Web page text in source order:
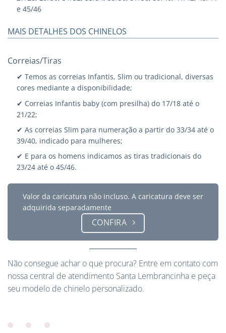
e 45/46
MAIS DETALHES DOS CHINELOS
Correias/Tiras
✔ Temos as correias Infantis, Slim ou tradicional, diversas
cores mediante a disponibilidade;
✔ Correias Infantis baby (com presilha) do 17/18 até o
21/22;
✔ As correias Slim para numeração a partir do 33/34 até o
39/40, indicado para mulheres;
✔ E para os homens indicamos as tiras tradicionais do
23/24 até o 45/46.
Valor da caricatura não incluso. A caricatura deve ser
adquirida separadamente
CONFIRA
Não consegue achar o que procura? Entre em contato com
nossa central de atendimento Santa Lembrancinha e peça
seu modelo de chinelo personalizado.